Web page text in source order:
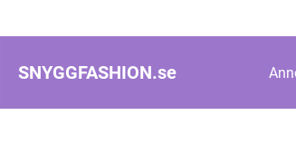
SNYGGFASHION.se